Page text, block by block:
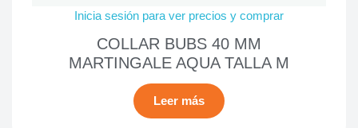
Inicia sesión para ver precios y comprar
COLLAR BUBS 40 MM
MARTINGALE AQUA TALLA M
Leer más